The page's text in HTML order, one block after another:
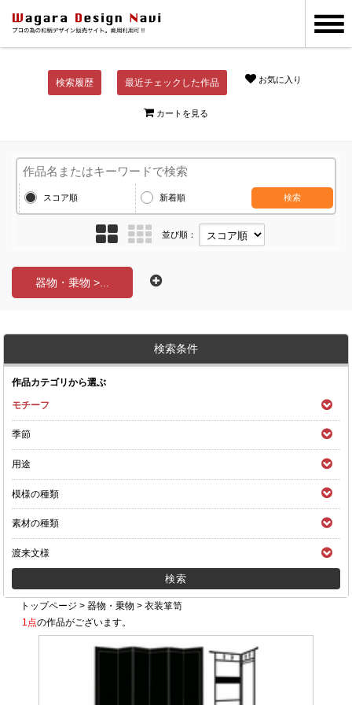
検索履歴 最近チェックした作品 お気に入り
カートを見る
スコア順 新着順 検索
並び順：
器物・乗物 >...
検索条件
作品カテゴリから選ぶ
モチーフ
季節
用途
模様の種類
素材の種類
渡来文様
トップページ >器物・乗物 >衣装箪笥
1点の作品がございます。